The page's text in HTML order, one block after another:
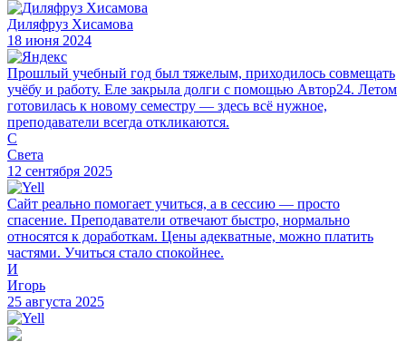
Диляфруз Хисамова
18 июня 2024
Прошлый учебный год был тяжелым, приходилось совмещать
учёбу и работу. Еле закрыла долги с помощью Автор24. Летом
готовилась к новому семестру — здесь всё нужное,
преподаватели всегда откликаются.
С
Света
12 сентября 2025
Сайт реально помогает учиться, а в сессию — просто
спасение. Преподаватели отвечают быстро, нормально
относятся к доработкам. Цены адекватные, можно платить
частями. Учиться стало спокойнее.
И
Игорь
25 августа 2025